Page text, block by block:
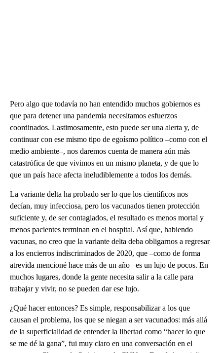
Pero algo que todavía no han entendido muchos gobiernos es
que para detener una pandemia necesitamos esfuerzos
coordinados. Lastimosamente, esto puede ser una alerta y, de
continuar con ese mismo tipo de egoísmo político –como con el
medio ambiente–, nos daremos cuenta de manera aún más
catastrófica de que vivimos en un mismo planeta, y de que lo
que un país hace afecta ineludiblemente a todos los demás.
La variante delta ha probado ser lo que los científicos nos
decían, muy infecciosa, pero los vacunados tienen protección
suficiente y, de ser contagiados, el resultado es menos mortal y
menos pacientes terminan en el hospital. Así que, habiendo
vacunas, no creo que la variante delta deba obligarnos a regresar
a los encierros indiscriminados de 2020, que –como de forma
atrevida mencioné hace más de un año– es un lujo de pocos. En
muchos lugares, donde la gente necesita salir a la calle para
trabajar y vivir, no se pueden dar ese lujo.
¿Qué hacer entonces? Es simple, responsabilizar a los que
causan el problema, los que se niegan a ser vacunados: más allá
de la superficialidad de entender la libertad como “hacer lo que
se me dé la gana”, fui muy claro en una conversación en el